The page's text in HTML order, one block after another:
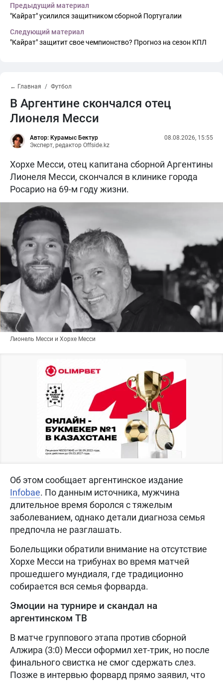
Предыдущий материал
"Кайрат" усилился защитником сборной Португалии
Следующий материал
"Кайрат" защитит свое чемпионство? Прогноз на сезон КПЛ
← Главная Футбол
В Аргентине скончался отец
Лионеля Месси
Автор: Курамыс Бектур
Эксперт, редактор Offside.kz
08.08.2026, 15:55
Хорхе Месси, отец капитана сборной Аргентины
Лионеля Месси, скончался в клинике города
Росарио на 69-м году жизни.
Лионель Месси и Хорхе Месси
Об этом сообщает аргентинское издание
Infobae. По данным источника, мужчина
длительное время боролся с тяжелым
заболеванием, однако детали диагноза семья
предпочла не разглашать.
Болельщики обратили внимание на отсутствие
Хорхе Месси на трибунах во время матчей
прошедшего мундиаля, где традиционно
собирается вся семья форварда.
Эмоции на турнире и скандал на
аргентинском ТВ
В матче группового этапа против сборной
Алжира (3:0) Месси оформил хет-трик, но после
финального свистка не смог сдержать слез.
Позже в интервью форвард прямо заявил, что